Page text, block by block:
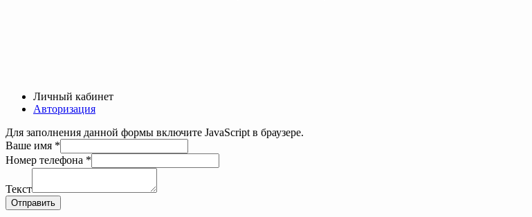
Личный кабинет
Авторизация
Для заполнения данной формы включите JavaScript в браузере.
Ваше имя *
Номер телефона *
телефона
имя
Текст
Отправить